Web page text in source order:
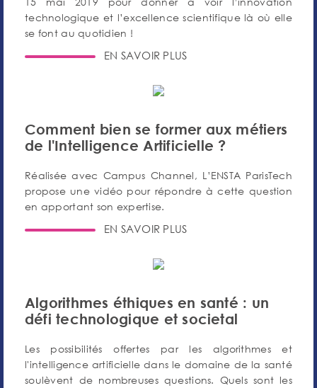
technologique et l’excellence scientifique là où elle
se font au quotidien !
EN SAVOIR PLUS
Comment bien se former aux métiers
de l'Intelligence Artificielle ?
Réalisée avec Campus Channel, L’ENSTA ParisTech
propose une vidéo pour répondre à cette question
en apportant son expertise.
EN SAVOIR PLUS
Algorithmes éthiques en santé : un
défi technologique et societal
Les possibilités offertes par les algorithmes et
l'intelligence artificielle dans le domaine de la santé
soulèvent de nombreuses questions. Quels sont les